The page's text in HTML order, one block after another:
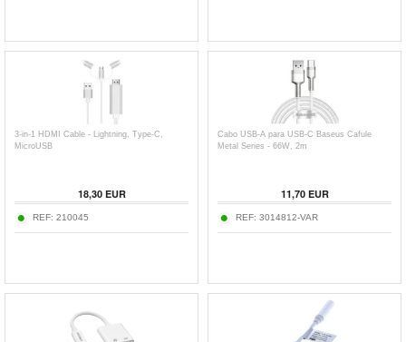
3-in-1 HDMI Cable - Lightning, Type-C,
MicroUSB
18,30EUR
REF: 210045
Cabo USB-A para USB-C Baseus Cafule
Metal Series - 66W, 2m
11,70EUR
REF: 3014812-VAR